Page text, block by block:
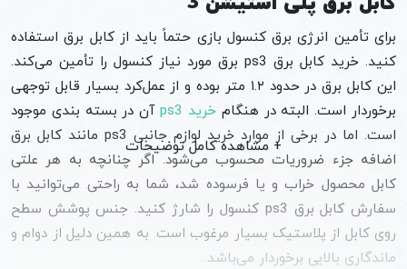
برای تأمین انرژی برق کنسول بازی حتماً باید از کابل برق استفاده
کنید. خرید کابل برق ps3 برق مورد نیاز کنسول را تأمین می‌کند.
این کابل برق در حدود ۱.۲ متر بوده و از عمل‌کرد بسیار قابل توجهی
برخوردار است. البته در هنگامخرید ps3
آن در بسته بندی موجود
است. اما در برخی از موارد خرید لوازم جانبی ps3 مانند کابل برق
اضافه جزء ضروریات محسوب می‌شود. اگر چنانچه به هر علتی
کابل محصول خراب و یا فرسوده شد، شما به راحتی می‌توانید با
سفارش کابل برق ps3 کنسول را شارژ کنید. جنس پوشش سطح
روی کابل از پلاستیک بسیار مرغوب است. به همین دلیل از دوام و
ماندگاری بالایی برخوردار می‌باشد.